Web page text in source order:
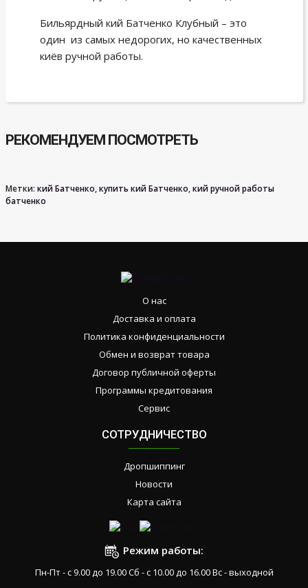
Бильярдный кий Батченко Клубный – это
один из самых недорогих, но качественных
киёв ручной работы.
РЕКОМЕНДУЕМ ПОСМОТРЕТЬ
Метки: кий Батченко,купить кий Батченко,кий ручной работы
батченко
О нас
Доставка и оплата
Политика конфиденциальности
Обмен и возврат товара
Договор публичной оферты
Программы кредитования
Сервис
СОТРУДНИЧЕСТВО
Дропшиппинг
Новости
Карта сайта
Режим работы:
Пн-Пт - с 9.00 до 19.00 Сб - с 10.00 до 16.00 Вс - выходной